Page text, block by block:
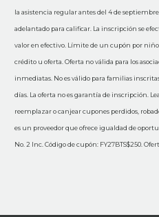
la asistencia regular antes del 4 de
adelantado para calificar. La inscripción se
valor en efectivo. Límite de un cupón por
crédito u oferta. Oferta no válida para los
inmediatas. No es válido para familias
días. La oferta no es garantía de inscripción.
reemplazar o canjear cupones perdidos,
es un proveedor que ofrece igualdad de
No. 2 Inc. Código de cupón: FY27BTS$250.